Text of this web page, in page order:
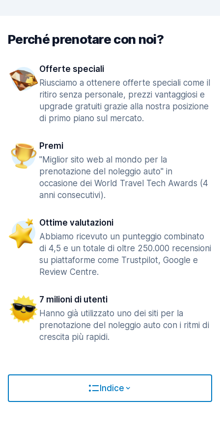
Perché prenotare con noi?
Offerte speciali
Riusciamo a ottenere offerte speciali come il
ritiro senza personale, prezzi vantaggiosi e
upgrade gratuiti grazie alla nostra posizione
di primo piano sul mercato.
Premi
"Miglior sito web al mondo per la
prenotazione del noleggio auto" in
occasione dei World Travel Tech Awards (4
anni consecutivi).
Ottime valutazioni
Abbiamo ricevuto un punteggio combinato
di 4,5 e un totale di oltre 250.000 recensioni
su piattaforme come Trustpilot, Google e
Review Centre.
7 milioni di utenti
Hanno già utilizzato uno dei siti per la
prenotazione del noleggio auto con i ritmi di
crescita più rapidi.
Indice